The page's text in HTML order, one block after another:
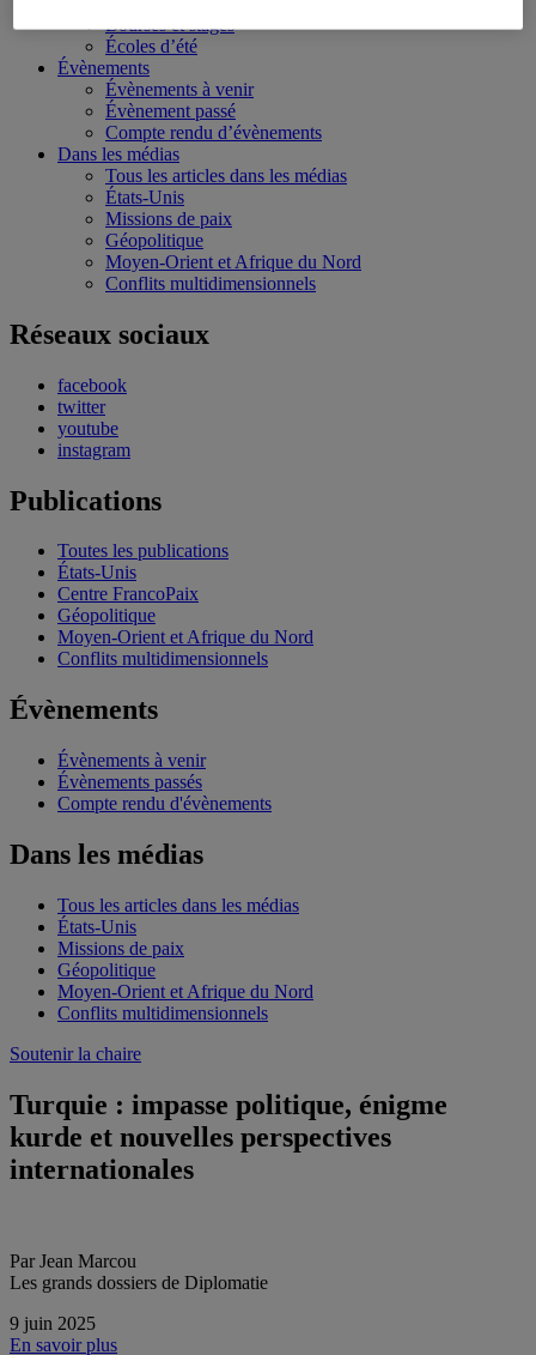
Bourses et stages
Écoles d’été
Évènements
Évènements à venir
Évènement passé
Compte rendu d’évènements
Dans les médias
Tous les articles dans les médias
États-Unis
Missions de paix
Géopolitique
Moyen-Orient et Afrique du Nord
Conflits multidimensionnels
Réseaux sociaux
facebook
twitter
youtube
instagram
Publications
Toutes les publications
États-Unis
Centre FrancoPaix
Géopolitique
Moyen-Orient et Afrique du Nord
Conflits multidimensionnels
Évènements
Évènements à venir
Évènements passés
Compte rendu d'évènements
Dans les médias
Tous les articles dans les médias
États-Unis
Missions de paix
Géopolitique
Moyen-Orient et Afrique du Nord
Conflits multidimensionnels
Soutenir la chaire
Turquie : impasse politique, énigme
kurde et nouvelles perspectives
internationales
Par Jean Marcou
Les grands dossiers de Diplomatie
9 juin 2025
En savoir plus